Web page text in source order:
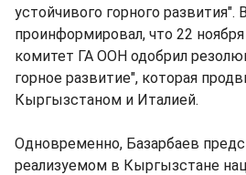
устойчивого горного развития".
проинформировал, что 22
комитет ГА ООН одобрил
горное развитие", которая
Кыргызстаном и Италией.
Одновременно, Базарбаев
реализуемом в Кыргызстане